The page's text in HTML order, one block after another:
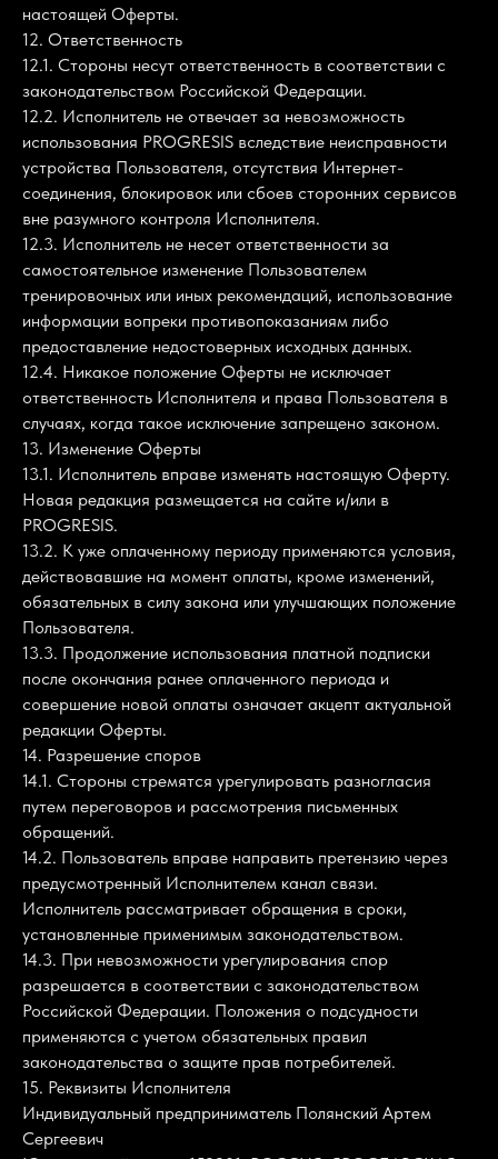
настоящей Оферты.
12. Ответственность
12.1. Стороны несут ответственность в соответствии с
законодательством Российской Федерации.
12.2. Исполнитель не отвечает за невозможность
использования PROGRESIS вследствие неисправности
устройства Пользователя, отсутствия Интернет-
соединения, блокировок или сбоев сторонних сервисов
вне разумного контроля Исполнителя.
12.3. Исполнитель не несет ответственности за
самостоятельное изменение Пользователем
тренировочных или иных рекомендаций, использование
информации вопреки противопоказаниям либо
предоставление недостоверных исходных данных.
12.4. Никакое положение Оферты не исключает
ответственность Исполнителя и права Пользователя в
случаях, когда такое исключение запрещено законом.
13. Изменение Оферты
13.1. Исполнитель вправе изменять настоящую Оферту.
Новая редакция размещается на сайте и/или в
PROGRESIS.
13.2. К уже оплаченному периоду применяются условия,
действовавшие на момент оплаты, кроме изменений,
обязательных в силу закона или улучшающих положение
Пользователя.
13.3. Продолжение использования платной подписки
после окончания ранее оплаченного периода и
совершение новой оплаты означает акцепт актуальной
редакции Оферты.
14. Разрешение споров
14.1. Стороны стремятся урегулировать разногласия
путем переговоров и рассмотрения письменных
обращений.
14.2. Пользователь вправе направить претензию через
предусмотренный Исполнителем канал связи.
Исполнитель рассматривает обращения в сроки,
установленные применимым законодательством.
14.3. При невозможности урегулирования спор
разрешается в соответствии с законодательством
Российской Федерации. Положения о подсудности
применяются с учетом обязательных правил
законодательства о защите прав потребителей.
15. Реквизиты Исполнителя
Индивидуальный предприниматель Полянский Артем
Сергеевич